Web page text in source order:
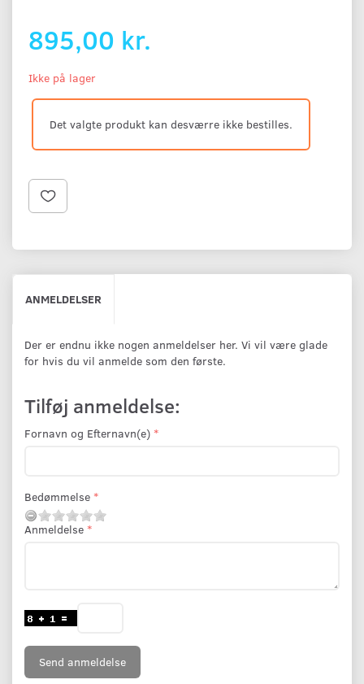
895,00 kr.
Ikke på lager
Det valgte produkt kan desværre ikke bestilles.
ANMELDELSER
Der er endnu ikke nogen anmeldelser her. Vi vil være glade
for hvis du vil anmelde som den første.
Tilføj anmeldelse:
Fornavn og Efternavn(e)
Bedømmelse
Anmeldelse
Send anmeldelse